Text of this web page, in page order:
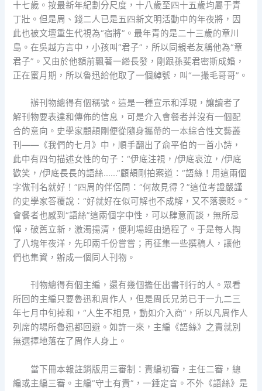
十七歲。按最新年紀劃分尺度，十八歲至四十五歲均屬于青
丁壯。但是周、錢二人已是五四新文明活動中的年夜將，因
此也被文壇重生代視為“宿將”。最年青的是二十三歲的章川
島。在吳越方言中，小孩叫“君子”，所以同親老友稱他為“章
君子”。又由於他額前飄著一綹長發，剛跟孫斐君密斯成婚，
正在蜜月期，所以魯迅給他取了一個綽號，叫“一撮毛哥哥”。
辦刊物總得有個稱號。這是一種宣示和浮現，讓讀者了
解刊物要表達和傳佈的信息，可是介入會餐者并沒有一個配
合的意向。史學家顧頡剛便從隨身攜帶的一本綜合性文藝叢
刊——《我們的七月》中，順手翻出了俞平伯的一首小詩，
此中有四句描述女性的句子：“伊底注視，/伊底哀泣，/伊底
歡笑，/伊底長長的語絲……”顧頡剛拍案道：“語絲！用這兩個
字做刊名就好！”四周的伴侶問：“何故見得？”這位考證嚴謹
的史學家答覆說：“好就好在似可解也不成解，又不落褒貶。”
會餐者也感到“語絲”這兩個字中性，可以肆意而談，無所忌
憚，破舊立新，激濁揚清，便利場經由過程了。于是每人掏
了八塊年夜洋，先印兩千份嘗嘗；再征集一些撰稿人，讓他
們也集資，辦成一個同人刊物。
刊物總得有個主編，還有幾個擔任出書刊行的人。眾看
所回的主編只要魯迅和周作人，但是周氏兄弟已于一九二三
年七月中旬掉和，“人生不相見，動如介入商”，所以凡周作人
列席的場所魯迅都回避。如許一來，主編《語絲》之責就別
無選擇地落在了周作人身上。
當下冊本報註銷版用三審制：責編初審，主任二審，總
編或主編三審。主編“守土有責”，一錘定音。不外《語絲》是